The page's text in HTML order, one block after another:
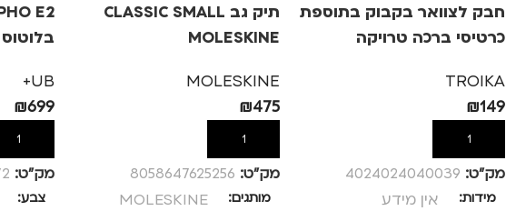
חבק לצוואר בקבוק בתוספת
כרטיסי ברכה טרויקה
TROIKA
₪149
הוספה לסל
מק”ט: 4024024040039
מידות אין מידע
תיק גב CLASSIC SMALL
MOLESKINE
MOLESKINE
₪475
הוספה לסל
מק”ט: 8058647625256
מותגים MOLESKINE
UB+
₪699
הוספה
מק”ט:
צבע